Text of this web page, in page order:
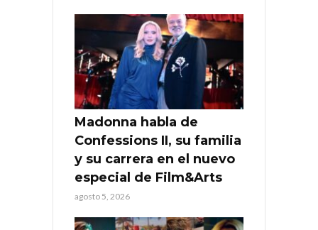
Madonna habla de
Confessions II, su familia
y su carrera en el nuevo
especial de Film&Arts
agosto 5, 2026